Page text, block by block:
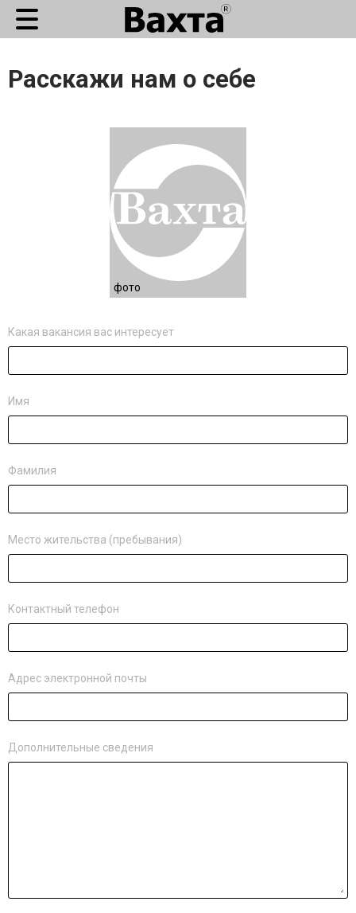
Расскажи нам о себе
фото
Какая вакансия вас интересует
Имя
Фамилия
Место жительства (пребывания)
Контактный телефон
Адрес электронной почты
Дополнительные сведения